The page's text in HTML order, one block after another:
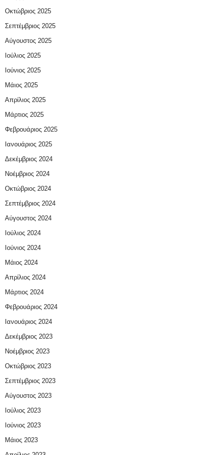
Οκτώβριος 2025
Σεπτέμβριος 2025
Αύγουστος 2025
Ιούλιος 2025
Ιούνιος 2025
Μάιος 2025
Απρίλιος 2025
Μάρτιος 2025
Φεβρουάριος 2025
Ιανουάριος 2025
Δεκέμβριος 2024
Νοέμβριος 2024
Οκτώβριος 2024
Σεπτέμβριος 2024
Αύγουστος 2024
Ιούλιος 2024
Ιούνιος 2024
Μάιος 2024
Απρίλιος 2024
Μάρτιος 2024
Φεβρουάριος 2024
Ιανουάριος 2024
Δεκέμβριος 2023
Νοέμβριος 2023
Οκτώβριος 2023
Σεπτέμβριος 2023
Αύγουστος 2023
Ιούλιος 2023
Ιούνιος 2023
Μάιος 2023